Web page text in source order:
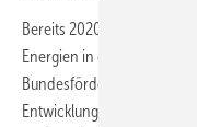
Bereits 2020 wurde die
Energien in der
Bundesförderung für
Entwicklung fort. Sie bietet